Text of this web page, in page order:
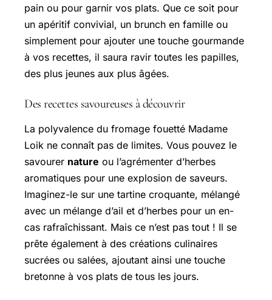
pain ou pour garnir vos plats. Que ce soit pour
un apéritif convivial, un brunch en famille ou
simplement pour ajouter une touche gourmande
à vos recettes, il saura ravir toutes les papilles,
des plus jeunes aux plus âgées.
Des recettes savoureuses à découvrir
La polyvalence du fromage fouetté Madame
Loik ne connaît pas de limites. Vous pouvez le
savourer nature ou l’agrémenter d’herbes
aromatiques pour une explosion de saveurs.
Imaginez-le sur une tartine croquante, mélangé
avec un mélange d’ail et d’herbes pour un en-
cas rafraîchissant. Mais ce n’est pas tout ! Il se
prête également à des créations culinaires
sucrées ou salées, ajoutant ainsi une touche
bretonne à vos plats de tous les jours.